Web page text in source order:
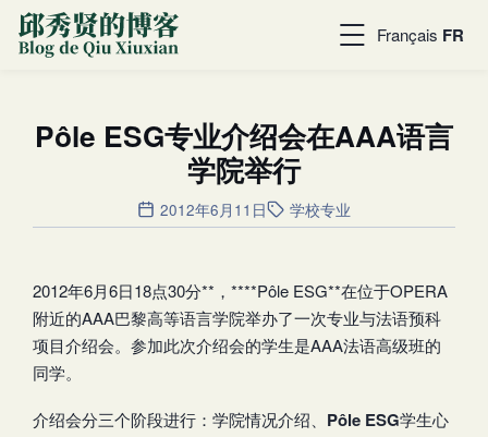
Français FR
Pôle ESG专业介绍会在AAA语言
学院举行
2012年6月11日 学校专业
2012年6月6日18点30分**，****Pôle ESG**在位于OPERA
附近的AAA巴黎高等语言学院举办了一次专业与法语预科
项目介绍会。参加此次介绍会的学生是AAA法语高级班的
同学。
介绍会分三个阶段进行：学院情况介绍、 Pôle ESG学生心